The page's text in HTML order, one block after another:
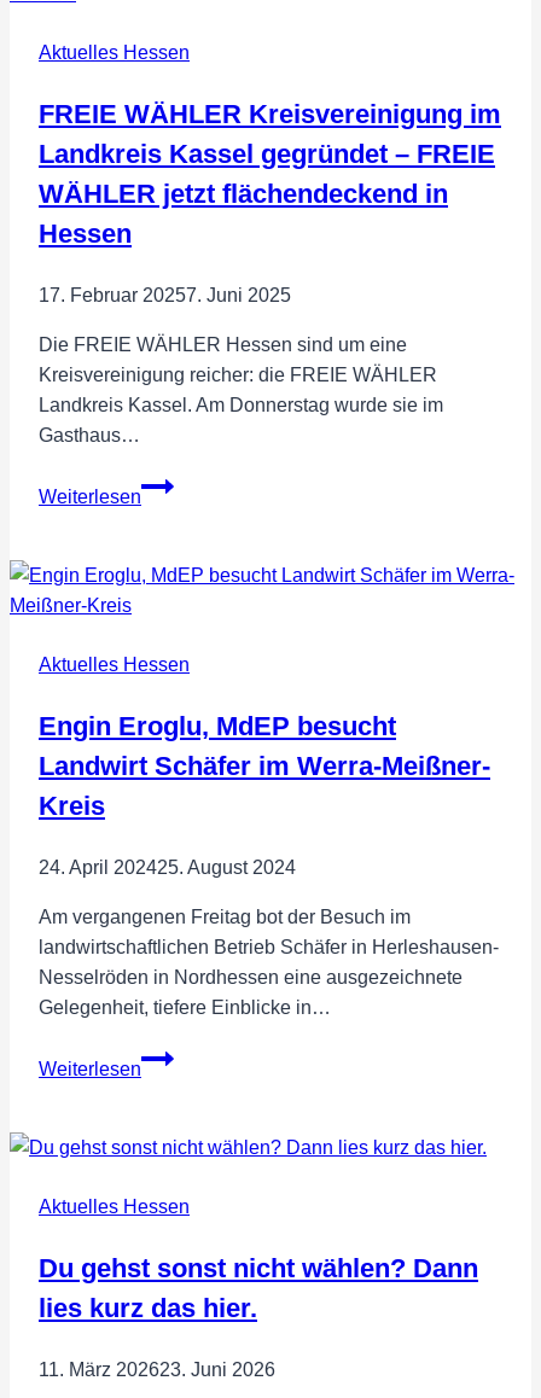
Aktuelles Hessen
FREIE WÄHLER Kreisvereinigung im
Landkreis Kassel gegründet – FREIE
WÄHLER jetzt flächendeckend in
Hessen
17. Februar 20257. Juni 2025
Die FREIE WÄHLER Hessen sind um eine
Kreisvereinigung reicher: die FREIE WÄHLER
Landkreis Kassel. Am Donnerstag wurde sie im
Gasthaus…
Weiterlesen
FREIE
im
gegründet
FREIE
WÄHLER
jetzt
Hessen
Aktuelles Hessen
Engin Eroglu, MdEP besucht
Landwirt Schäfer im Werra-Meißner-
Kreis
24. April 202425. August 2024
Am vergangenen Freitag bot der Besuch im
landwirtschaftlichen Betrieb Schäfer in Herleshausen-
Nesselröden in Nordhessen eine ausgezeichnete
Gelegenheit, tiefere Einblicke in…
Weiterlesen
Engin
besucht
Schäfer
Werra-
Meißner-
Kreis
Aktuelles Hessen
Du gehst sonst nicht wählen? Dann
lies kurz das hier.
11. März 202623. Juni 2026